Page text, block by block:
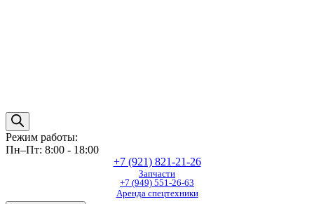
Режим работы:
Пн–Пт: 8:00 - 18:00
+7 (921) 821-21-26
Запчасти
+7 (949) 551-26-63
Аренда спецтехники